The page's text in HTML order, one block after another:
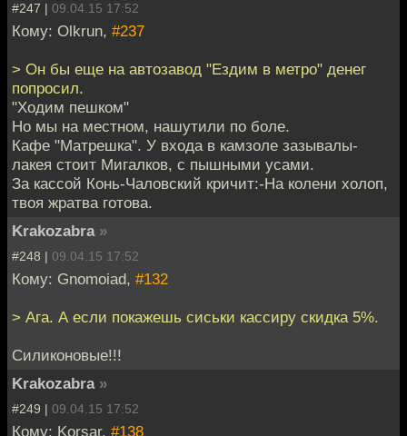
#247 | 09.04.15 17:52
Кому: Olkrun, #237
> Он бы еще на автозавод "Ездим в метро" денег
попросил.
"Ходим пешком"
Но мы на местном, нашутили по боле.
Кафе "Матрешка". У входа в камзоле зазывалы-
лакея стоит Мигалков, с пышными усами.
За кассой Конь-Чаловский кричит:-На колени холоп,
твоя жратва готова.
Krakozabra »
#248 | 09.04.15 17:52
Кому: Gnomoiad, #132
> Ага. А если покажешь сиськи кассиру скидка 5%.
Силиконовые!!!
Krakozabra »
#249 | 09.04.15 17:52
Кому: Korsar, #138